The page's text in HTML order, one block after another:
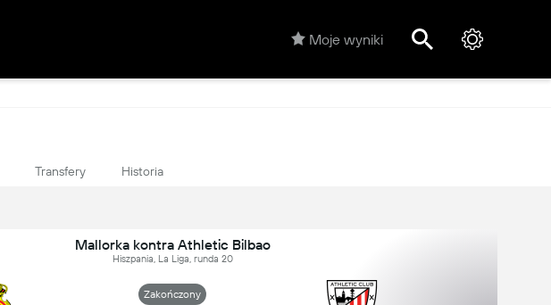
Moje wyniki
Transfery Historia
Mallorka kontra Athletic Bilbao
Hiszpania, La Liga, runda 20
Zakończony